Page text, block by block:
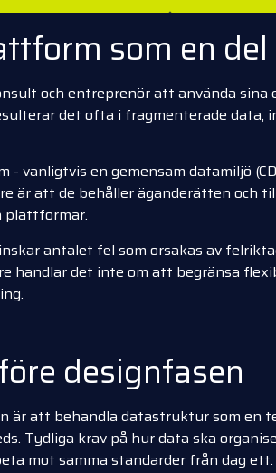
som en
och entreprenör att använda
det ofta i fragmenterade
en gemensam datamiljö
är att de behåller äganderätten
plattformar.
antalet fel som orsakas av
handlar det inte om att begränsa
designfasen
att behandla datastruktur som en
Tydliga krav på hur data ska
mot samma standarder från dag ett.